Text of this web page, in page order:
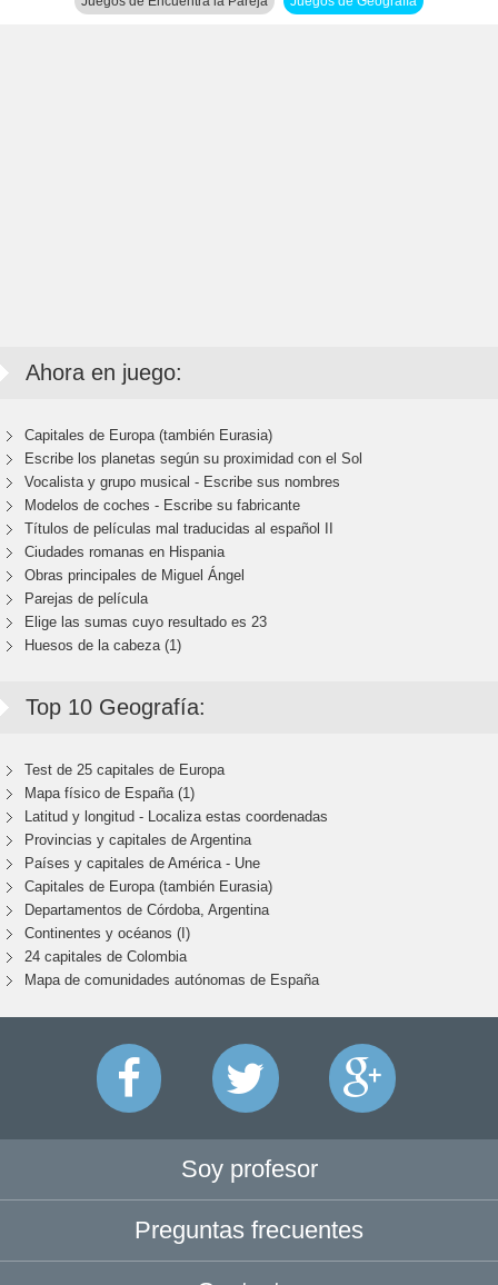
Ahora en juego:
Capitales de Europa (también Eurasia)
Escribe los planetas según su proximidad con el Sol
Vocalista y grupo musical - Escribe sus nombres
Modelos de coches - Escribe su fabricante
Títulos de películas mal traducidas al español II
Ciudades romanas en Hispania
Obras principales de Miguel Ángel
Parejas de película
Elige las sumas cuyo resultado es 23
Huesos de la cabeza (1)
Top 10 Geografía:
Test de 25 capitales de Europa
Mapa físico de España (1)
Latitud y longitud - Localiza estas coordenadas
Provincias y capitales de Argentina
Países y capitales de América - Une
Capitales de Europa (también Eurasia)
Departamentos de Córdoba, Argentina
Continentes y océanos (I)
24 capitales de Colombia
Mapa de comunidades autónomas de España
Soy profesor
Preguntas frecuentes